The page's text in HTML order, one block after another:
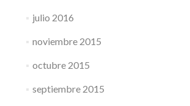
julio 2016
noviembre 2015
octubre 2015
septiembre 2015